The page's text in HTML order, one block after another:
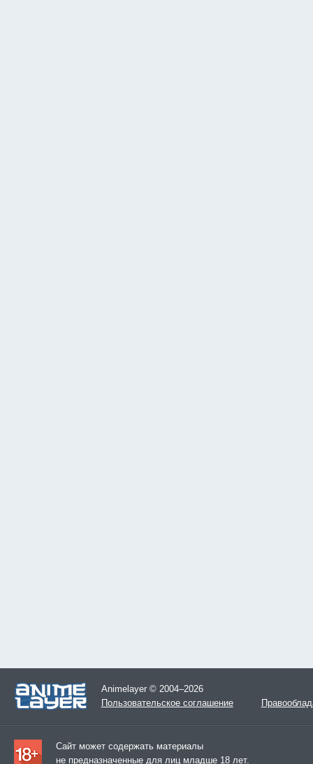
Animelayer © 2004–2026
Пользовательское соглашение
Сайт может содержать материалы
не предназначенные для лиц младше 18 лет.